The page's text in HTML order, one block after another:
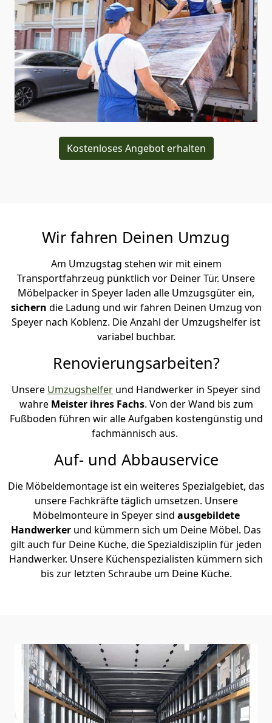
Kostenloses Angebot erhalten
Wir fahren Deinen Umzug
Am Umzugstag stehen wir mit einem
Transportfahrzeug pünktlich vor Deiner Tür. Unsere
Möbelpacker in Speyer laden alle Umzugsgüter ein,
sichern die Ladung und wir fahren Deinen Umzug von
Speyer nach Koblenz. Die Anzahl der Umzugshelfer ist
variabel buchbar.
Renovierungsarbeiten?
Unsere Umzugshelfer und Handwerker in Speyer sind
wahre Meister ihres Fachs. Von der Wand bis zum
Fußboden führen wir alle Aufgaben kostengünstig und
fachmännisch aus.
Auf- und Abbauservice
Die Möbeldemontage ist ein weiteres Spezialgebiet, das
unsere Fachkräfte täglich umsetzen. Unsere
Möbelmonteure in Speyer sind ausgebildete
Handwerker und kümmern sich um Deine Möbel. Das
gilt auch für Deine Küche, die Spezialdisziplin für jeden
Handwerker. Unsere Küchenspezialisten kümmern sich
bis zur letzten Schraube um Deine Küche.